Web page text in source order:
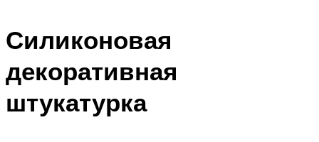
Силиконовая
декоративная
штукатурка